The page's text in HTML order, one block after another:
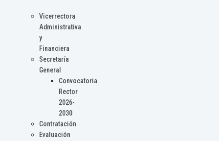
Vicerrectora
Administrativa
y
Financiera
Secretaría
General
Convocatoria
Rector
2026-
2030
Contratación
Evaluación